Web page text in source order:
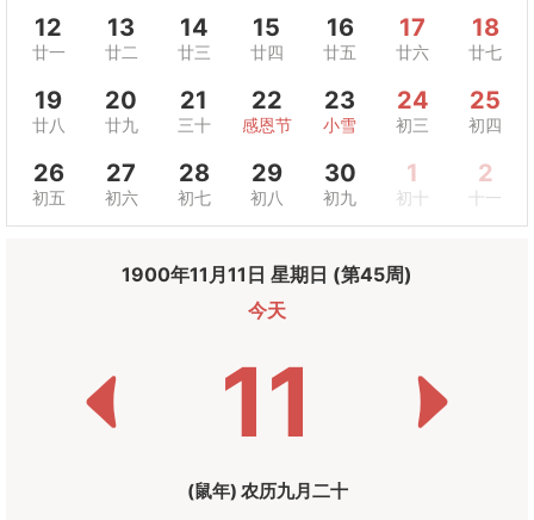
12
廿一
13
廿二
14
廿三
15
廿四
16
廿五
17
廿六
18
廿七
19
廿八
20
廿九
21
三十
22
感恩节
23
小雪
24
初三
25
初四
26
初五
27
初六
28
初七
29
初八
30
初九
1
初十
2
十一
1900年11月11日 星期日 (第45周)
今天
11
(鼠年) 农历九月二十